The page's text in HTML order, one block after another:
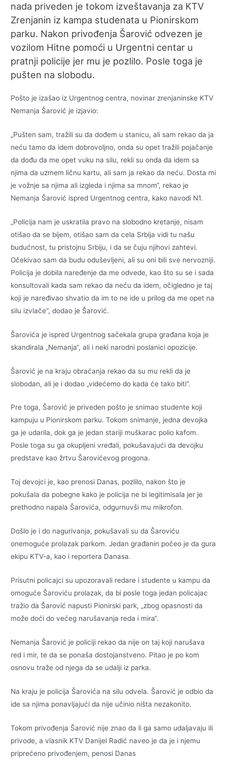
nada priveden je tokom izveštavanja za KTV
Zrenjanin iz kampa studenata u Pionirskom
parku. Nakon privođenja Šarović odvezen je
vozilom Hitne pomoći u Urgentni centar u
pratnji policije jer mu je pozlilo. Posle toga je
pušten na slobodu.
Pošto je izašao iz Urgentnog centra, novinar zrenjaninske KTV
Nemanja Šarović je izjavio:
„Pušten sam, tražili su da dođem u stanicu, ali sam rekao da ja
neću tamo da idem dobrovoljno, onda su opet tražili pojačanje
da dođu da me opet vuku na silu, rekli su onda da idem sa
njima da uzmem ličnu kartu, ali sam ja rekao da neću. Dosta mi
je vožnje sa njima ali izgleda i njima sa mnom“, rekao je
Nemanja Šarović ispred Urgentnog centra, kako navodi N1.
„Policija nam je uskratila pravo na slobodno kretanje, nisam
otišao da se bijem, otišao sam da cela Srbija vidi tu našu
budućnost, tu pristojnu Srbiju, i da se čuju njihovi zahtevi.
Očekivao sam da budu oduševljeni, ali su oni bili sve nervozniji.
Policija je dobila naređenje da me odvede, kao što su se i sada
konsultovali kada sam rekao da neću da idem, očigledno je taj
koji je naređivao shvatio da im to ne ide u prilog da me opet na
silu izvlače“, dodao je Šarović.
Šarovića je ispred Urgentnog sačekala grupa građana koja je
skandirala „Nemanja“, ali i neki narodni poslanici opozicije.
Šarović je na kraju obraćanja rekao da su mu rekli da je
slobodan, ali je i dodao „videćemo do kada će tako biti“.
Pre toga, Šarović je priveden pošto je snimao studente koji
kampuju u Pionirskom parku. Tokom snimanje, jedna devojka
ga je udarila, dok ga je jedan stariji muškarac polio kafom.
Posle toga su ga okupljeni vređali, pokušavajući da devojku
predstave kao žrtvu Šarovićevog progona.
Toj devojci je, kao prenosi Danas, pozlilo, nakon što je
pokušala da pobegne kako je policija ne bi legitimisala jer je
prethodno napala Šarovića, odgurnuvši mu mikrofon.
Došlo je i do nagurivanja, pokušavali su da Šaroviću
onemoguće prolazak parkom. Jedan građanin počeo je da gura
ekipu KTV-a, kao i reportera Danasa.
Prisutni policajci su upozoravali redare i studente u kampu da
omoguće Šaroviću prolazak, da bi posle toga jedan policajac
tražio da Šarović napusti Pionirski park, „zbog opasnosti da
može doći do većeg narušavanja reda i mira“.
Nemanja Šarović je policiji rekao da nije on taj koji narušava
red i mir, te da se ponaša dostojanstveno. Pitao je po kom
osnovu traže od njega da se udalji iz parka.
Na kraju je policija Šarovića na silu odvela. Šarović je odbio da
ide sa njima ponavljajući da nije učinio ništa nezakonito.
Tokom privođenja Šarović nije znao da li ga samo udaljavaju ili
privode, a vlasnik KTV Danijel Radić naveo je da je i njemu
priprećeno privođenjem, penosi Danas